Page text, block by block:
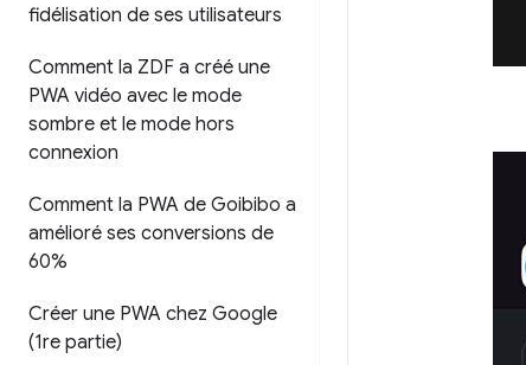
fidélisation de ses utilisateurs
Comment la ZDF a créé une
PWA vidéo avec le mode
sombre et le mode hors
connexion
Comment la PWA de Goibibo a
amélioré ses conversions de
60%
Créer une PWA chez Google
(1re partie)